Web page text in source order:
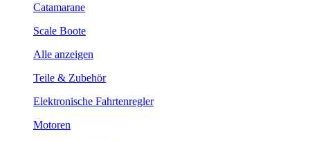
Catamarane
Scale Boote
Alle anzeigen
Teile & Zubehör
Elektronische Fahrtenregler
Motoren